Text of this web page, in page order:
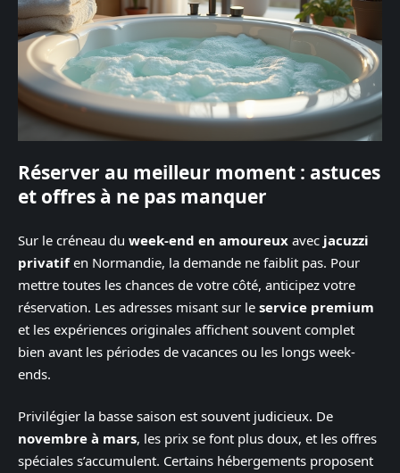
Réserver au meilleur moment : astuces
et offres à ne pas manquer
Sur le créneau du week-end en amoureux avec jacuzzi
privatifen Normandie, la demande ne faiblit pas. Pour
mettre toutes les chances de votre côté, anticipez votre
réservation. Les adresses misant sur le service premium
et les expériences originales affichent souvent complet
bien avant les périodes de vacances ou les longs week-
ends.
Privilégier la basse saison est souvent judicieux. De
novembre à mars, les prix se font plus doux, et les offres
spéciales s’accumulent. Certains hébergements proposent